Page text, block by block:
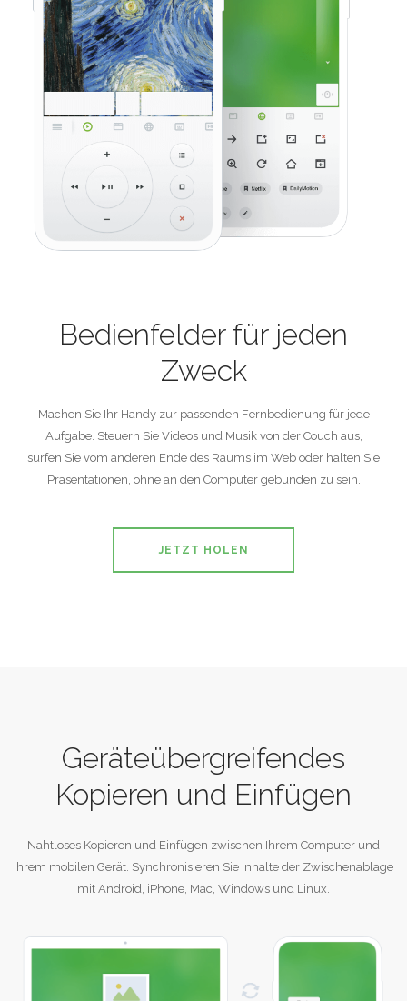
Bedienfelder für jeden
Zweck
Machen Sie Ihr Handy zur passenden Fernbedienung für jede
Aufgabe. Steuern Sie Videos und Musik von der Couch aus,
surfen Sie vom anderen Ende des Raums im Web oder halten Sie
Präsentationen, ohne an den Computer gebunden zu sein.
JETZT HOLEN
Geräteübergreifendes
Kopieren und Einfügen
Nahtloses Kopieren und Einfügen zwischen Ihrem Computer und
Ihrem mobilen Gerät. Synchronisieren Sie Inhalte der Zwischenablage
mit Android, iPhone, Mac, Windows und Linux.